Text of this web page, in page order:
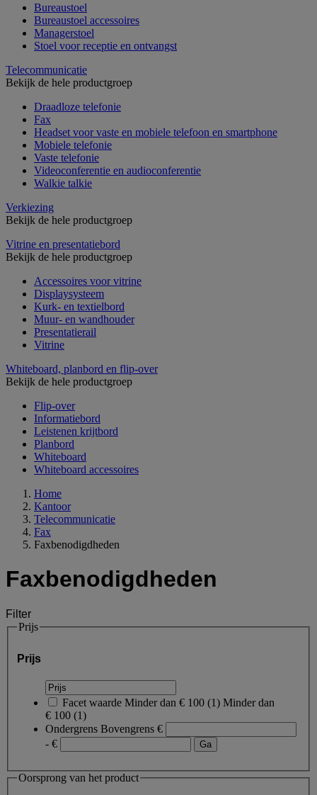
Bureaustoel
Bureaustoel accessoires
Managerstoel
Stoel voor receptie en ontvangst
Telecommunicatie
Bekijk de hele productgroep
Draadloze telefonie
Fax
Headset voor vaste en mobiele telefoon en smartphone
Mobiele telefonie
Vaste telefonie
Videoconferentie en audioconferentie
Walkie talkie
Verkiezing
Bekijk de hele productgroep
Vitrine en presentatiebord
Bekijk de hele productgroep
Accessoires voor vitrine
Displaysysteem
Kurk- en textielbord
Muur- en wandhouder
Presentatierail
Vitrine
Whiteboard, planbord en flip-over
Bekijk de hele productgroep
Flip-over
Informatiebord
Leistenen krijtbord
Planbord
Whiteboard
Whiteboard accessoires
Home
Kantoor
Telecommunicatie
Fax
Faxbenodigdheden
Faxbenodigdheden
Filter
Prijs
Prijs
Facet waarde Minder dan € 100 (1) Minder dan
€ 100 (1)
Ondergrens Bovengrens €
- €
Oorsprong van het product